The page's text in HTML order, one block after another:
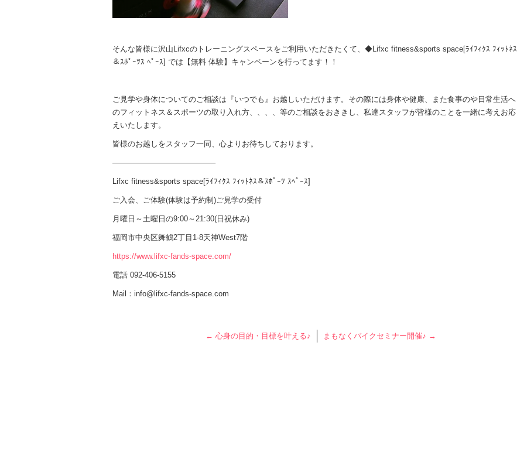
そんな皆様に沢山Lifxcのトレーニングスペースをご利用いただきたくて、◆Lifxc fitness&sports space[ﾗｲﾌｨｸｽ ﾌｨｯﾄﾈｽ
＆ｽﾎﾟｰﾂｽ ﾍﾟｰｽ] では【無料 体験】キャンペーンを行ってます！！
ご見学や身体についてのご相談は『いつでも』お越しいただけます。その際には身体や健康、また食事のや日常生活へ
のフィットネス＆スポーツの取り入れ方、、、、等のご相談をおききし、私達スタッフが皆様のことを一緒に考えお応
えいたします。
皆様のお越しをスタッフ一同、心よりお待ちしております。
—————————————–
Lifxc fitness&sports space[ﾗｲﾌｨｸｽ ﾌｨｯﾄﾈｽ＆ｽﾎﾟｰﾂ ｽﾍﾟｰｽ]
ご入会、ご体験(体験は予約制)ご見学の受付
月曜日～土曜日の9:00～21:30(日祝休み)
福岡市中央区舞鶴2丁目1-8天神West7階
https://www.lifxc-fands-space.com/
電話 092-406-5155
Mail：info@lifxc-fands-space.com
← 心身の目的・目標を叶える♪ まもなくバイクセミナー開催♪ →